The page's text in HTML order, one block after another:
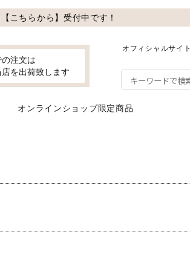
こちらから】受付中です！
の注文は
店を出荷致します
オフィシャルサイト
オンラインショップ限定商品